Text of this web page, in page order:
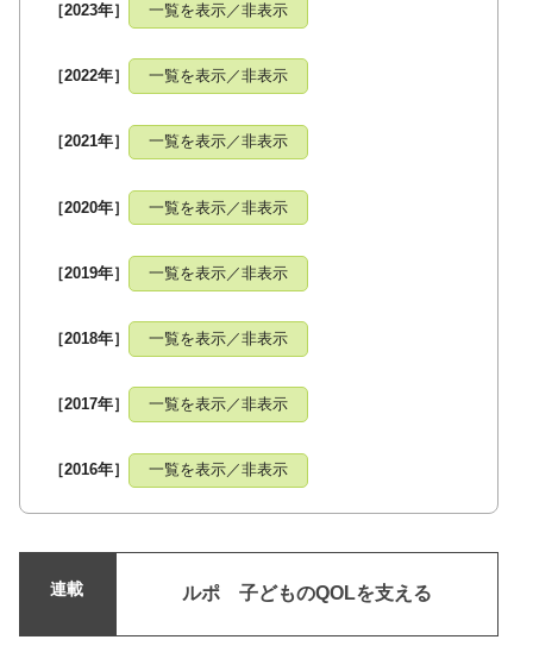
［2023年］ 一覧を表示／非表示
［2022年］ 一覧を表示／非表示
［2021年］ 一覧を表示／非表示
［2020年］ 一覧を表示／非表示
［2019年］ 一覧を表示／非表示
［2018年］ 一覧を表示／非表示
［2017年］ 一覧を表示／非表示
［2016年］ 一覧を表示／非表示
連載 ルポ 子どものQOLを支える